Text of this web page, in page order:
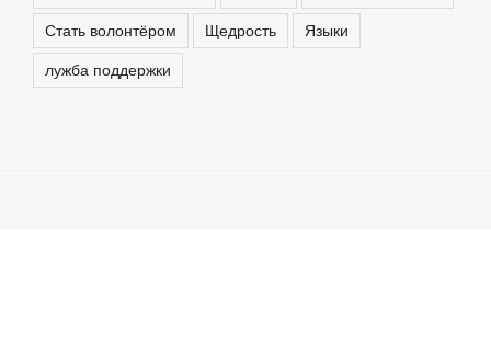
Стать волонтёром
Щедрость
Языки
лужба поддержки